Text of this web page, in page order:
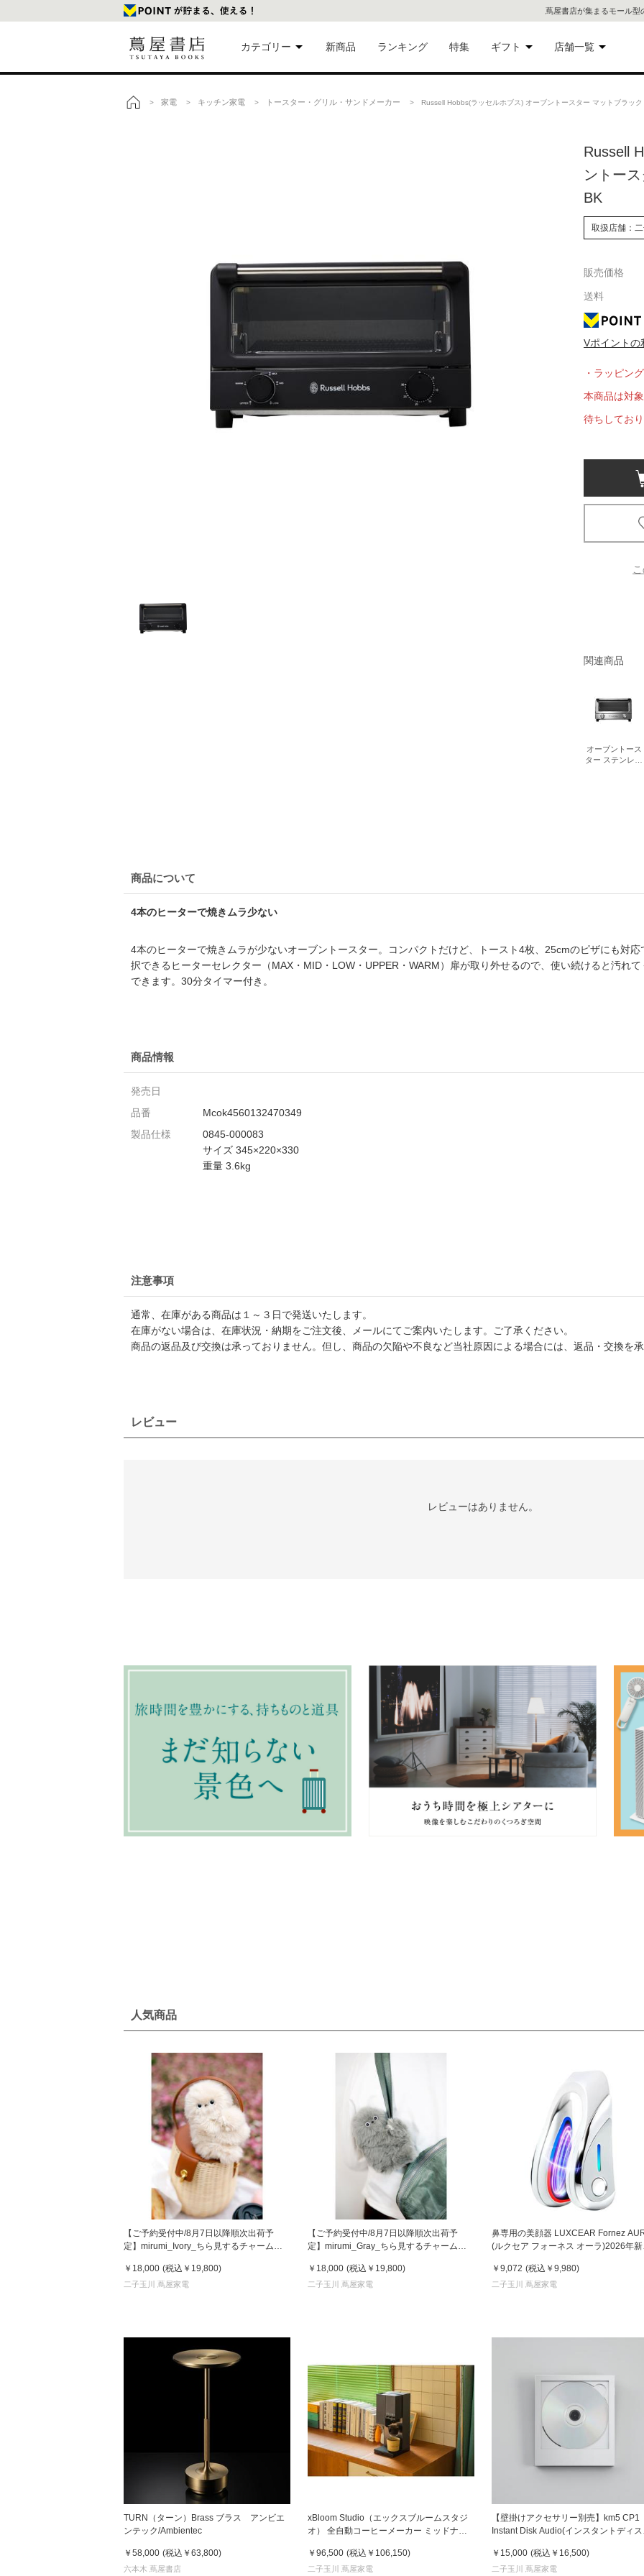
蔦屋書店が集まるモール型
カテゴリー
美術品
文具
家電
食品
新商品 ランキング 特集 ギフト
ギフトにおすすめ
店舗一覧
代官
屋書
銀座
屋書
京都
書店
屋書
> 家電 > キッチン家電 > トースター・グリル・サンドメーカー > Russell Hobbs(ラッセルホブス) オーブントースター マットブラッ
Russell
ントー
BK
取扱店舗：
販売価格
送料
Vポイントの
・ラッピン
本商品は対
待ちしてお
関連商品
オーブントース
ター ステンレス
商品について
4本のヒーターで焼きムラ少ない
4本のヒーターで焼きムラが少ないオーブントースター。コンパクトだけど、トースト4枚、25cmのピザにも対
択できるヒーターセレクター（MAX・MID・LOW・UPPER・WARM）扉が取り外せるので、使い続けると汚れ
できます。30分タイマー付き。
商品情報
発売日
品番
Mcok4560132470349
製品仕様
0845-000083
サイズ 345×220×330
重量 3.6kg
注意事項
通常、在庫がある商品は１～３日で発送いたします。
在庫がない場合は、在庫状況・納期をご注文後、メールにてご案内いたします。ご了承ください。
商品の返品及び交換は承っておりません。但し、商品の欠陥や不良など当社原因による場合には、返品・交換を
レビュー
レビューはありません。
人気商品
【ご予約受付中/8月7日以降順次出荷予
定】mirumi_Ivory_ちら見するチャームロ
￥18,000 (税込 ￥19,800)
二子玉川 蔦屋家電
【ご予約受付中/8月7日以降順次出荷予
定】mirumi_Gray_ちら見するチャームロ
￥18,000 (税込 ￥19,800)
二子玉川 蔦屋家電
鼻専用の美顔器 LUXCEAR Fornez
(ルクセア フォーネス オーラ)2026年
￥9,072 (税込 ￥9,980)
二子玉川 蔦屋家電
TURN（ターン）Brass ブラス アンビエ
ンテック/Ambientec
￥58,000 (税込 ￥63,800)
六本木 蔦屋書店
xBloom Studio（エックスブルームスタジ
オ） 全自動コーヒーメーカー ミッドナイ
￥96,500 (税込 ￥106,150)
二子玉川 蔦屋家電
【壁掛けアクセサリー別売】km5 CP1
Instant Disk Audio(インスタントディ
ー)
￥15,000 (税込 ￥16,500)
二子玉川 蔦屋家電